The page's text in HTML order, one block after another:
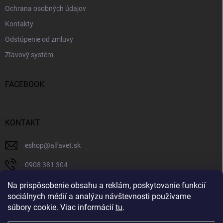
Na prispôsobenie obsahu a reklám, poskytovanie funkcií
sociálnych médií a analýzu návštevnosti používame
súbory cookie. Viac informácií tu.
Ochrana osobných údajov
Kontakty
Odstúpenie od zmluvy
Zľavový systém
FACEBOOK
KONTAKT
eshop@alfavet.sk
0908 381 304
0908 381 304
Facebook